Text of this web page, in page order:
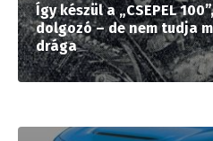
Így készül a „CSEPEL
dolgozó – de nem tudja
drága